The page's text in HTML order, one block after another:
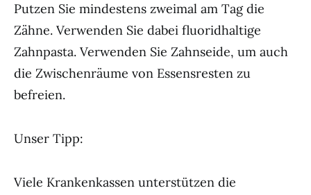
Putzen Sie mindestens zweimal am Tag die
Zähne. Verwenden Sie dabei fluoridhaltige
Zahnpasta. Verwenden Sie Zahnseide, um auch
die Zwischenräume von Essensresten zu
befreien.
Unser Tipp:
Viele Krankenkassen unterstützen die